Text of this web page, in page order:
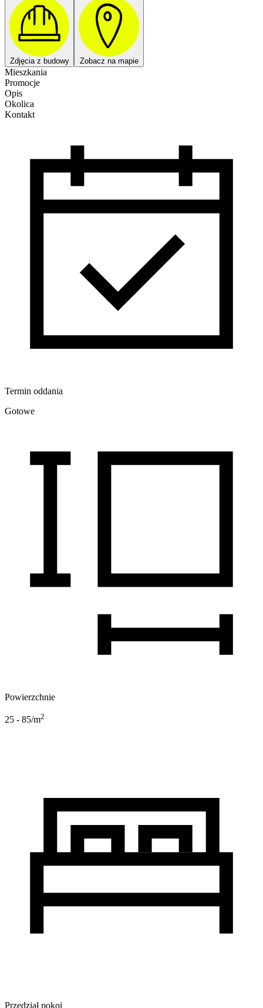
Zdjęcia z budowy Zobacz na mapie
Mieszkania
Promocje
Opis
Okolica
Kontakt
Termin oddania
Gotowe
Powierzchnie
25 - 85/m2
Przedział pokoi